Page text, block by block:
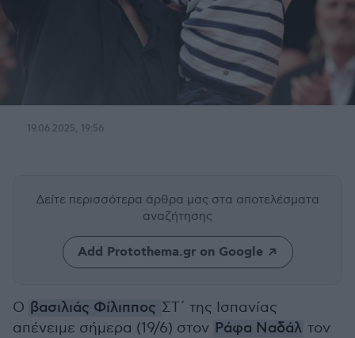
19.06.2025, 19:56
Δείτε περισσότερα άρθρα μας στα αποτελέσματα
αναζήτησης
Add Protothema.gr on Google
Ο βασιλιάς Φίλιππος ΣΤ΄ της Ισπανίας
απένειμε σήμερα (19/6) στον Ράφα Ναδάλ τον